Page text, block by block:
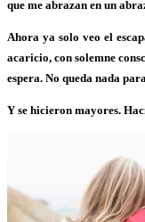
que me abrazan en un
Ahora ya solo veo el
acaricio, con solemne
espera. No queda nada
Y se hicieron mayores.